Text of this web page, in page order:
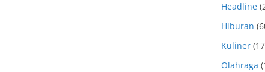
Headline
Hiburan
Kuliner
Olahraga